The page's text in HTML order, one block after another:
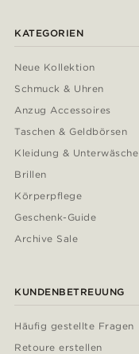
KATEGORIEN
Neue Kollektion
Schmuck & Uhren
Anzug Accessoires
Taschen & Geldbörsen
Kleidung & Unterwäsche
Brillen
Körperpflege
Geschenk-Guide
Archive Sale
KUNDENBETREUUNG
Häufig gestellte Fragen
Retoure erstellen